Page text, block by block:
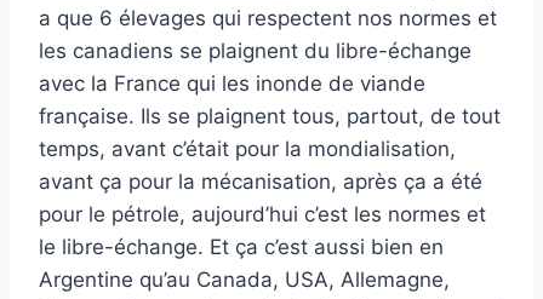
a que 6 élevages qui respectent nos normes et
les canadiens se plaignent du libre-échange
avec la France qui les inonde de viande
française. Ils se plaignent tous, partout, de tout
temps, avant c’était pour la mondialisation,
avant ça pour la mécanisation, après ça a été
pour le pétrole, aujourd’hui c’est les normes et
le libre-échange. Et ça c’est aussi bien en
Argentine qu’au Canada, USA, Allemagne,